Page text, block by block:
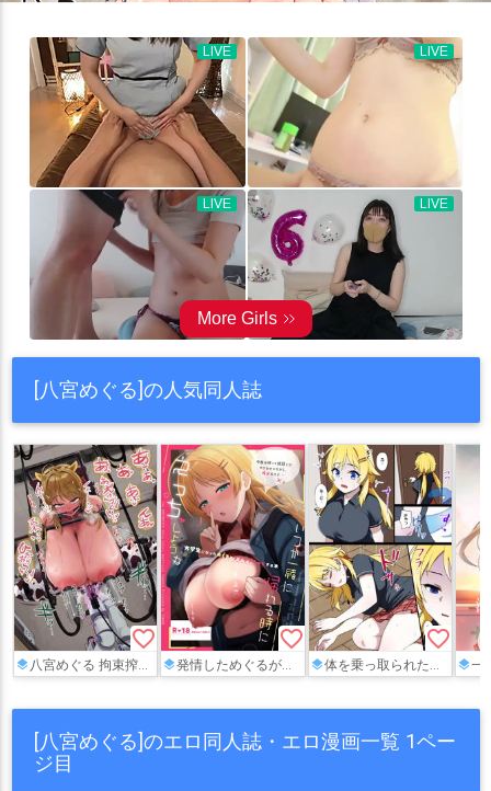
[八宮めぐる]の人気同人誌
favorite_border
八宮めぐる 拘束搾乳連続絶頂機械責め
favorite_border
発情しためぐるがディルドを使ってオナニーしたり、Pに乳首を弄られながら正常位や騎乗位で犯されて絶頂しちゃう♡
favorite_border
体を乗っ取られためぐるが鏡の前でオナニーしたり、AVデビューすることになって…正常位や騎乗位でハメて気持ちよくなっちゃう♡ 一度Pと身体
[八宮めぐる]のエロ同人誌・エロ漫画一覧 1ペー
ジ目